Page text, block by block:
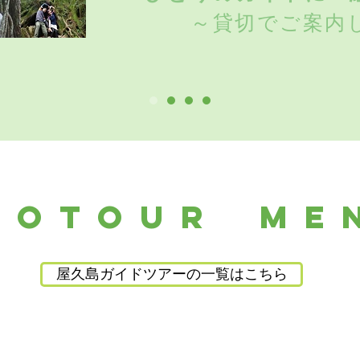
～貸切でご案内
屋久島ガイドツアーの一覧はこちら